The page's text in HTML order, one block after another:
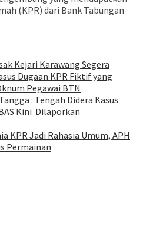
(KPR) dari Bank Tabungan
Kejari Karawang Segera
Dugaan KPR Fiktif yang
Pegawai BTN
: Tengah Didera Kasus
Kini Dilaporkan
KPR Jadi Rahasia Umum, APH
Permainan